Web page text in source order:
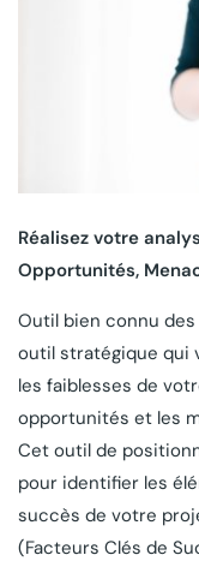
Réalisez votre
Opportunités,
Outil bien connu des
outil stratégique qui
les faiblesses de
opportunités et les
Cet outil de
pour identifier les
succès de votre
(Facteurs Clés de